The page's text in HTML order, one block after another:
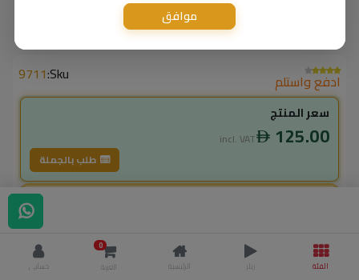
ادفع واستلم Sku:
9711
سعر المنتج
125.00
incl. VAT
طلب بالجملة
125.00 وفر12.50
موافق
الفئة ريلز الرئيسية
0
العربة
حسابي